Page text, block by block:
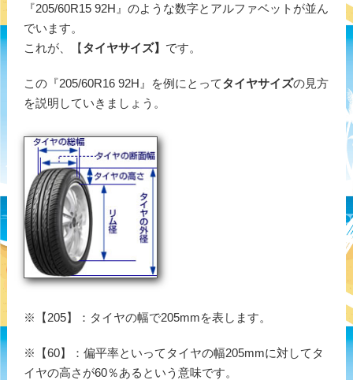
『205/60R15 92H』のような数字とアルファベットが並ん
でいます。
これが、【タイヤサイズ】 です。
この『205/60R16 92H』を例にとってタイヤサイズの見方
を説明していきましょう。
※【205】：タイヤの幅で205mmを表します。
※【60】：偏平率といってタイヤの幅205mmに対してタ
イヤの高さが60％あるという意味です。